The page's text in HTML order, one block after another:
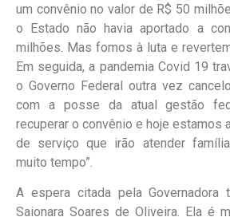
um convênio no valor de R$ 50
o Estado não havia aportado a
milhões. Mas fomos à luta e
Em seguida, a pandemia Covid 19
o Governo Federal outra vez
com a posse da atual gestão
recuperar o convênio e hoje estamos
de serviço que irão atender
muito tempo”.
A espera citada pela Governadora
Saionara Soares de Oliveira. Ela é